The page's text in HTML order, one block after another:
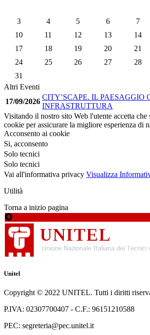
3
4 5 6 7
10
11 12 13 14
17
18 19 20 21
24
25 26 27 28
31
Altri Eventi
17/09/2026
CITY’SCAPE. IL PAESAGGIO
INFRASTRUTTURA
Visitando il nostro sito Web l'utente accetta che
cookie per assicurare la migliore esperienza di
Acconsento ai cookie
Si, acconsento
Solo tecnici
Solo tecnici
Vai all'informativa privacy Visualizza
Utilità
Torna a inizio pagina
Unitel
Copyright © 2022 UNITEL. Tutti i diritti
P.IVA: 02307700407 - C.F.: 96151210588
PEC: segreteria@pec.unitel.it